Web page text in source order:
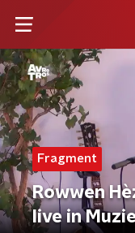
Fragment
Rowwen
live in